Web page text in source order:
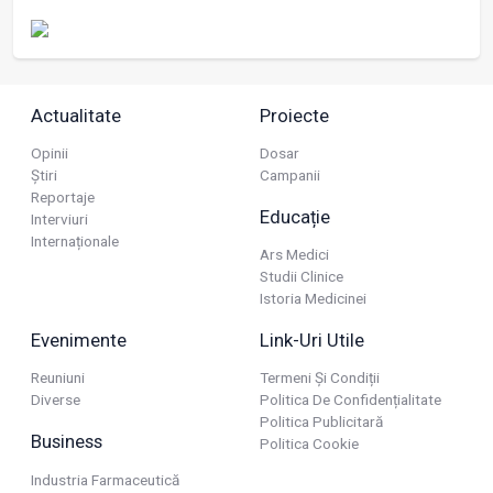
Actualitate
Opinii
Știri
Reportaje
Interviuri
Internaționale
Proiecte
Dosar
Campanii
Educație
Ars Medici
Studii Clinice
Istoria Medicinei
Evenimente
Reuniuni
Diverse
Business
Industria Farmaceutică
Link-Uri Utile
Termeni Și Condiții
Politica De Confidențialitate
Politica Publicitară
Politica Cookie